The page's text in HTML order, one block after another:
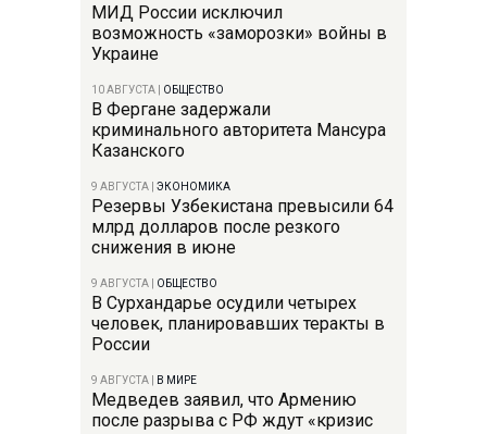
МИД России исключил
возможность «заморозки» войны в
Украине
10 АВГУСТА ОБЩЕСТВО
В Фергане задержали
криминального авторитета Мансура
Казанского
9 АВГУСТА ЭКОНОМИКА
Резервы Узбекистана превысили 64
млрд долларов после резкого
снижения в июне
9 АВГУСТА ОБЩЕСТВО
В Сурхандарье осудили четырех
человек, планировавших теракты в
России
9 АВГУСТА В МИРЕ
Медведев заявил, что Армению
после разрыва с РФ ждут «кризис